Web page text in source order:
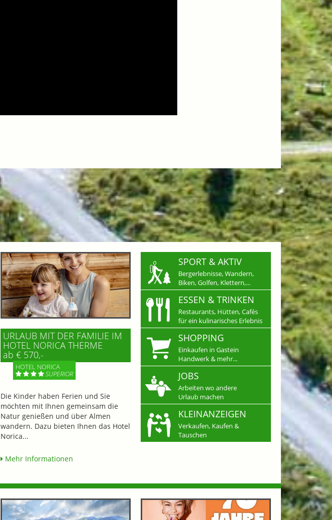
URLAUB MIT DER FAMILIE IM
HOTEL NORICA THERME
ab € 570,-
HOTEL NORICA
SUPERIOR
Die Kinder haben Ferien und Sie
möchten mit Ihnen gemeinsam die
Natur genießen und über Almen
wandern. Dazu bieten Ihnen das Hotel
Norica...
Mehr Informationen
SPORT & AKTIV
Bergerlebnisse, Wandern,
Biken, Golfen, Klettern,...
ESSEN & TRINKEN
Restaurants, Hütten, Cafés
für ein kulinarisches Erlebnis
SHOPPING
Einkaufen in Gastein
Handwerk & mehr...
JOBS
Arbeiten wo andere
Urlaub machen
KLEINANZEIGEN
Verkaufen, Kaufen &
Tauschen